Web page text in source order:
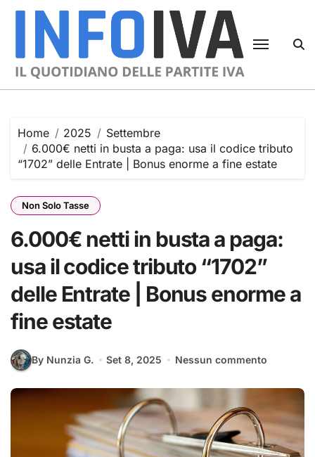
Skip
Home 2025
Settembre
6.000€ netti in busta a paga: usa il codice tributo
“1702” delle Entrate | Bonus enorme a fine estate
Non Solo Tasse
6.000€ netti in busta a paga:
usa il codice tributo “1702”
delle Entrate | Bonus enorme a
fine estate
By Nunzia G. Set 8, 2025 Nessun commento